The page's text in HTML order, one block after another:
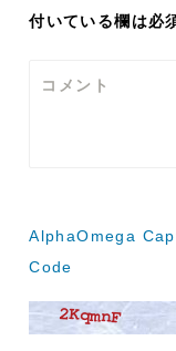
ゲ
ー
ン
付いている欄は必
コメント
AlphaOmega
Code